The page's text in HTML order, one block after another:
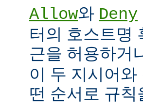
Allow와 Deny
터의 호스트명
근을 허용하거
이 두 지시어
떤 순서로 규